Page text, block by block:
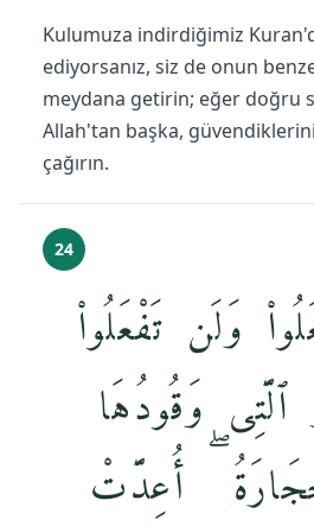
Kulumuza indirdiğimiz
ediyorsanız, siz de onun
meydana getirin; eğer doğru
Allah'tan başka,
çağırın.
24
وَلَن تَفْعَلُوا۟
ٱلَّتِى وَقُودُهَا
أُعِدَّتْ